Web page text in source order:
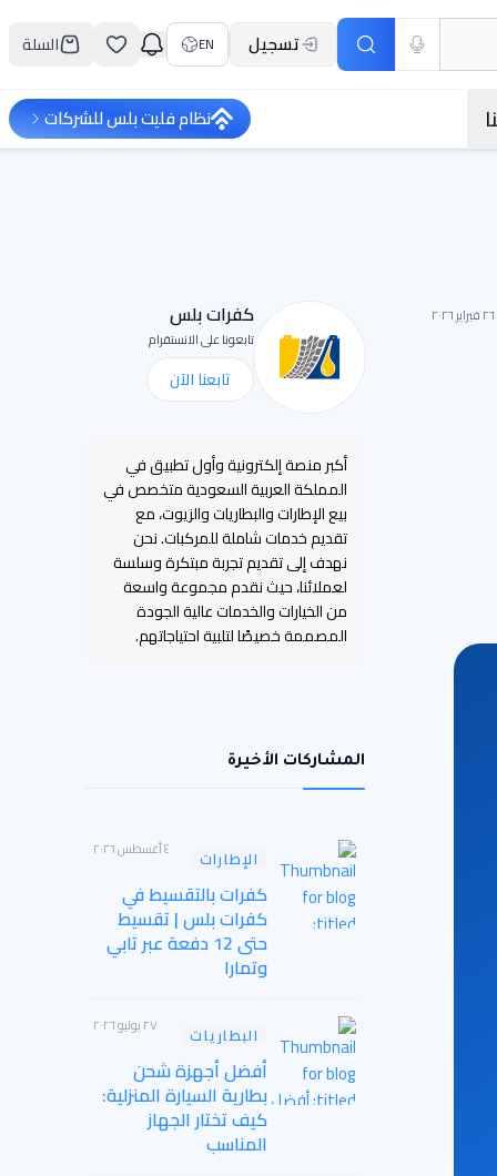
تسجيل EN السلة
نظام فليت بلس للشركات
٢٦ فبراير ٢٠٢٦ كفرات بلس
تابعونا على الانستقرام
تابعنا الآن
أكبر منصة إلكترونية وأول تطبيق في
المملكة العربية السعودية متخصص في
بيع الإطارات والبطاريات والزيوت، مع
تقديم خدمات شاملة للمركبات. نحن
نهدف إلى تقديم تجربة مبتكرة وسلسة
لعملائنا، حيث نقدم مجموعة واسعة
من الخيارات والخدمات عالية الجودة
المصممة خصيصًا لتلبية احتياجاتهم.
المشاركات الأخيرة
الإطارات ٤ أغسطس ٢٠٢٦
كفرات بالتقسيط في
كفرات بلس | تقسيط
حتى 12 دفعة عبر تابي
وتمارا
البطاريات ٢٧ يوليو ٢٠٢٦
أفضل أجهزة شحن
بطارية السيارة المنزلية:
كيف تختار الجهاز
المناسب